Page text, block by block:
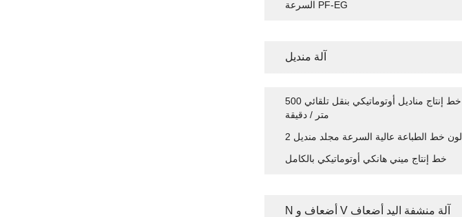
السرعة PF-EG
آلة منديل
خط إنتاج مناديل أوتوماتيكي بنقل تلقائي 500
متر / دقيقة
2 لون خط الطباعة عالية السرعة مجلد منديل
خط إنتاج ميني هانكي أوتوماتيكي بالكامل
N أضعاف و V آلة منشفة اليد أضعاف